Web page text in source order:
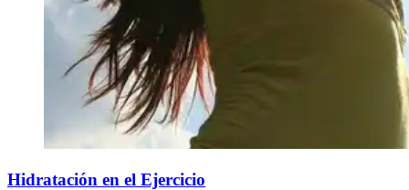
Hidratación en el Ejercicio